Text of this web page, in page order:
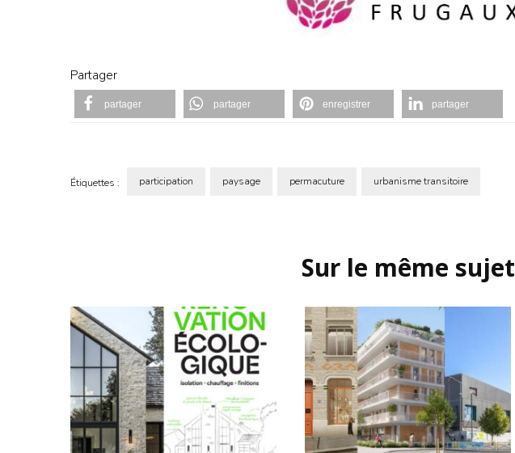
Partager
partager partager enregistrer partager
Étiquettes : participation paysage permacuture urbanisme transitoire
Sur le même sujet